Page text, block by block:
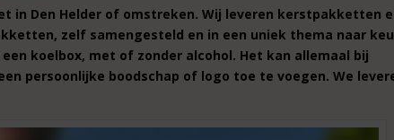
in Den Helder of omstreken. Wij leveren kerstpakketten
zelf samengesteld en in een uniek thema naar
koelbox, met of zonder alcohol. Het kan allemaal bij
persoonlijke boodschap of logo toe te voegen. We